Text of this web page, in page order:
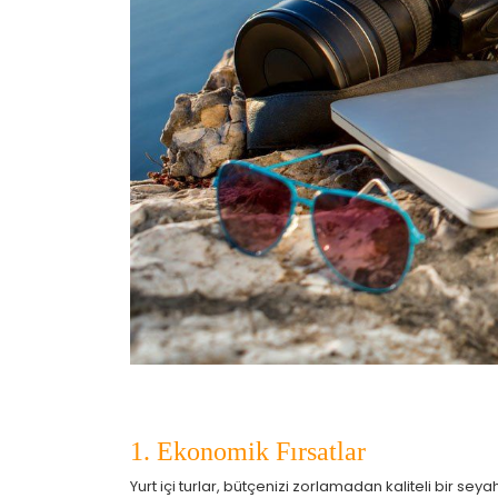
1. Ekonomik Fırsatlar
Yurt içi turlar, bütçenizi zorlamadan kaliteli bir